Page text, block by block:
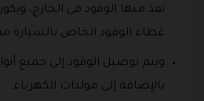
نفذ منها الوقود في الخارج،
غطاء الوقود الخاص بالسيارة
ويتم توصيل الوقود إلى جميع
بالإضافة إلى مولدات الكهرباء.